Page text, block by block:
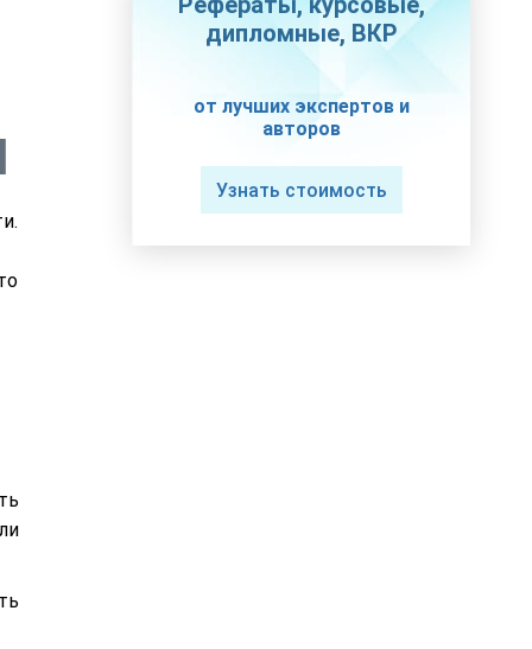
дипломные, ВКР
от лучших экспертов и
авторов
Узнать стоимость